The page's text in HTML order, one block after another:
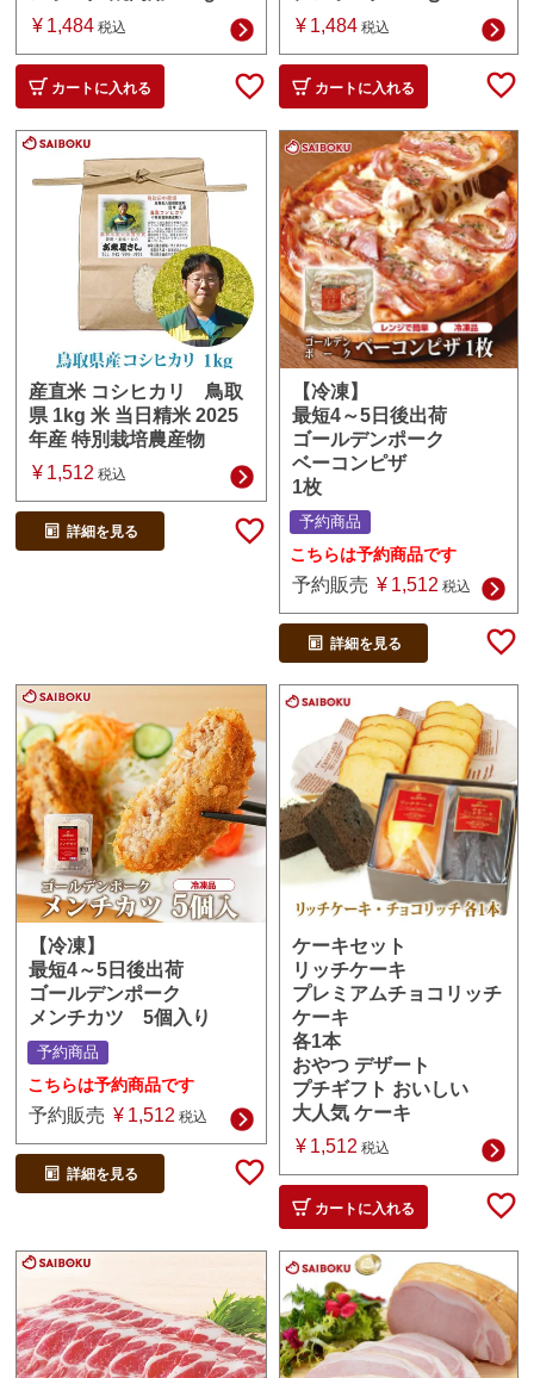
¥ 1,484 税込
カートに入れる
¥ 1,484 税込
カートに入れる
産直米 コシヒカリ 鳥取
県 1kg 米 当日精米 2025
年産 特別栽培農産物
¥ 1,512 税込
詳細を見る
【冷凍】
最短4～5日後出荷
ゴールデンポーク
ベーコンピザ
1枚
予約商品
こちらは予約商品です
予約販売 ¥ 1,512 税込
詳細を見る
【冷凍】
最短4～5日後出荷
ゴールデンポーク
メンチカツ 5個入り
予約商品
こちらは予約商品です
予約販売 ¥ 1,512 税込
詳細を見る
ケーキセット
リッチケーキ
プレミアムチョコリッチ
ケーキ
各1本
おやつ デザート
プチギフト おいしい
大人気 ケーキ
¥ 1,512 税込
カートに入れる